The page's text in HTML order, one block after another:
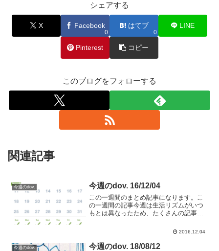
シェアする
X Facebook
0
はてブ
0
LINE
Pinterest コピー
このブログをフォローする
関連記事
今週のdov. 今週のdov. 16/12/04
この一週間のまとめ記事になります。こ
の一週間の記事今週は生活リズムがいつ
もとは異なったため、たくさんの記事が
続できたらいいのだけどちょっと難しい
る独自ドメインのメール...
2016.12.04
今週のdov. 今週のdov. 18/08/12